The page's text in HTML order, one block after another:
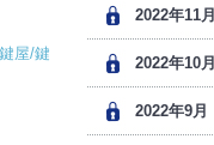
屋/鍵
2022年11月
2022年10月
2022年9月